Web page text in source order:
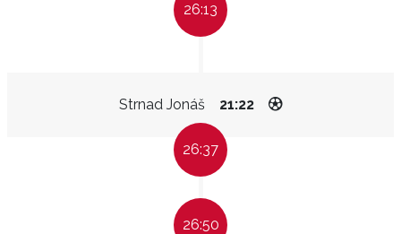
26:13
Strnad Jonáš 21:22
26:37
26:50